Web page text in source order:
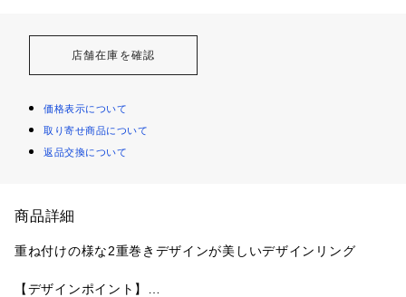
店舗在庫を確認
価格表示について
取り寄せ商品について
返品交換について
商品詳細
重ね付けの様な2重巻きデザインが美しいデザインリング
【デザインポイント】